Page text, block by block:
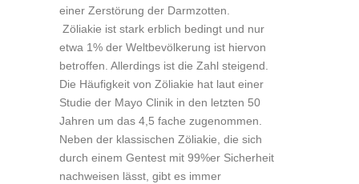
einer Zerstörung der Darmzotten.
Zöliakie ist stark erblich bedingt und nur
etwa 1% der Weltbevölkerung ist hiervon
betroffen. Allerdings ist die Zahl steigend.
Die Häufigkeit von Zöliakie hat laut einer
Studie der Mayo Clinik in den letzten 50
Jahren um das 4,5 fache zugenommen.
Neben der klassischen Zöliakie, die sich
durch einem Gentest mit 99%er Sicherheit
nachweisen lässt, gibt es immer